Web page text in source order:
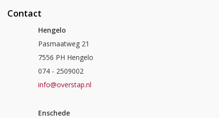
Contact
Hengelo
Pasmaatweg 21
7556 PH Hengelo
074 - 2509002
info@overstap.nl
Enschede